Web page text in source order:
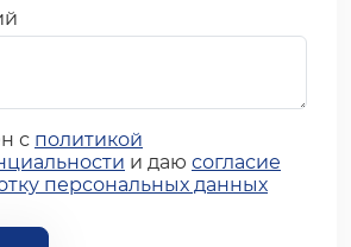
с политикой
и даю согласие
персональных данных